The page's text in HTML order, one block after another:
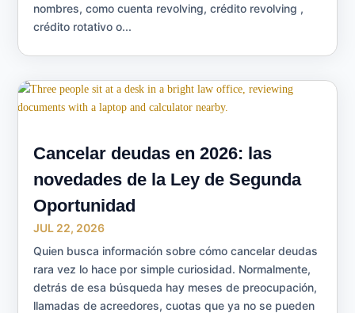
nombres, como cuenta revolving, crédito revolving ,
crédito rotativo o...
Cancelar deudas en 2026: las
novedades de la Ley de Segunda
Oportunidad
JUL 22, 2026
Quien busca información sobre cómo cancelar deudas
rara vez lo hace por simple curiosidad. Normalmente,
detrás de esa búsqueda hay meses de preocupación,
llamadas de acreedores, cuotas que ya no se pueden